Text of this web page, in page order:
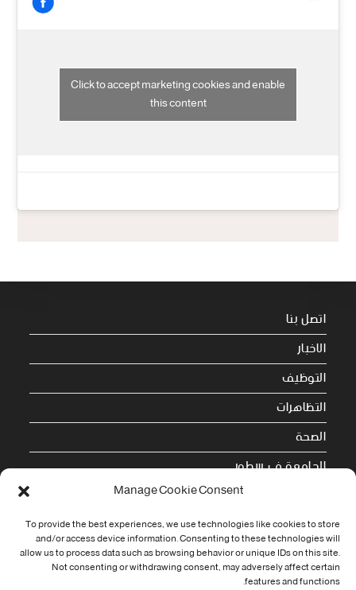
Manage Cookie Consent
To provide the best experiences, we use technologies like cookies to store
and/or access device information. Consenting to these technologies will
allow us to process data such as browsing behavior or unique IDs on this site.
Not consenting or withdrawing consent, may adversely affect certain
features and functions.
Click to accept marketing cookies and enable
this content
اتصل بنا
الاخبار
التوظيف
التظاهرات
الصحة
الجامعة في سطور
Cookie Policy (EU)
معلومات الاتصال
Address: